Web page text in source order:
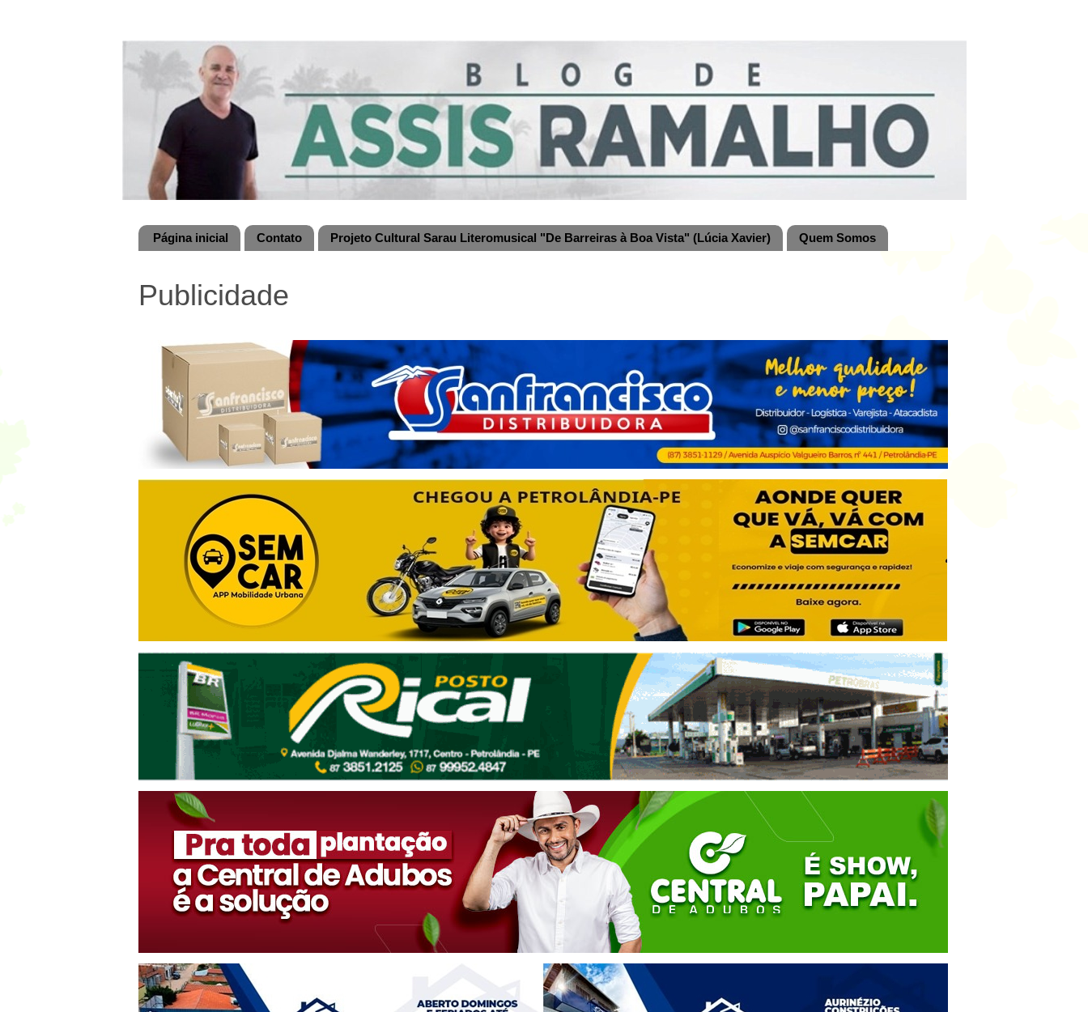
Página inicial Contato Projeto Cultural Sarau Literomusical "De Barreiras à Boa Vista" (Lúcia Xavier) Quem Somos
Publicidade